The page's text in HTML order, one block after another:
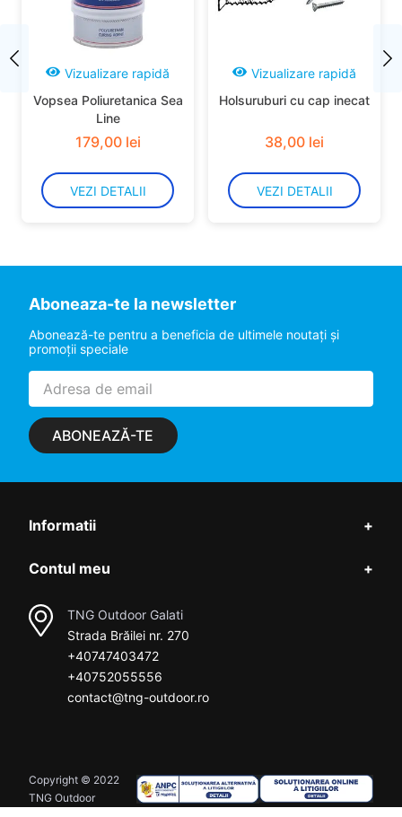
Vizualizare rapidă
Vopsea Poliuretanica Sea
Line
179,00 lei
VEZI DETALII
Vizualizare rapidă
Holsuruburi cu cap inecat
38,00 lei
VEZI DETALII
Aboneaza-te la newsletter
Abonează-te pentru a beneficia de ultimele noutaţi şi
promoţii speciale
ABONEAZĂ-TE
Informatii +
Contul meu +
TNG Outdoor Galati
Strada Brăilei nr. 270
+40747403472
+40752055556
contact@tng-outdoor.ro
Copyright © 2022
TNG Outdoor